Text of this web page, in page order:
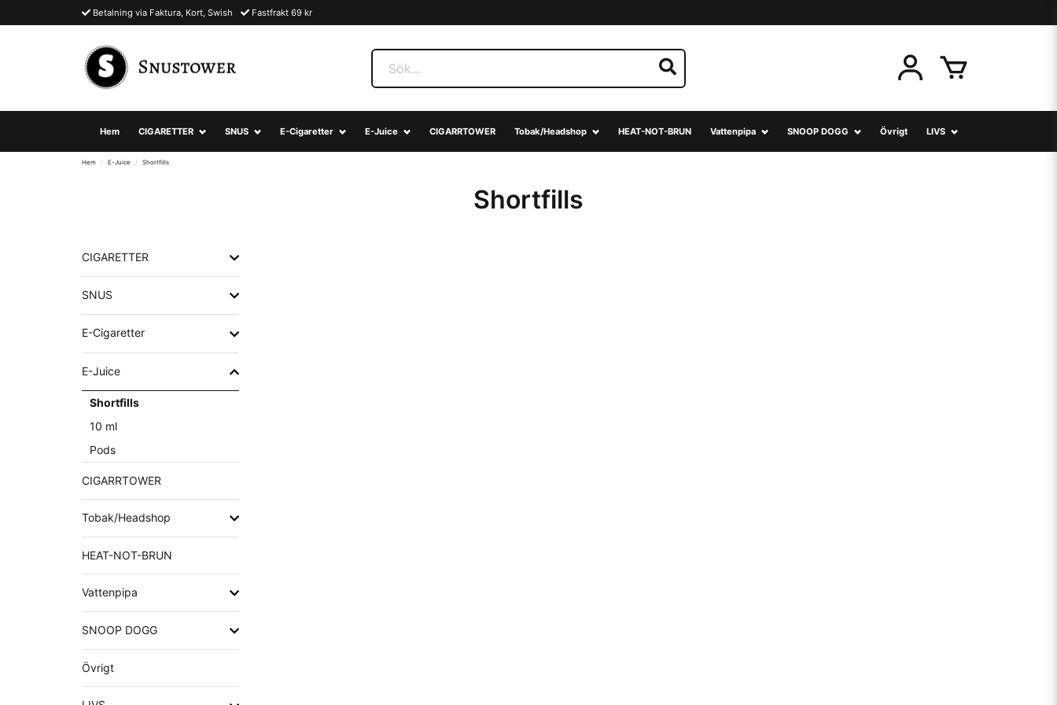
Betalning via Faktura, Kort, Swish Fastfrakt 69 kr
Hem CIGARETTER SNUS E-Cigaretter E-Juice CIGARRTOWER Tobak/Headshop HEAT-NOT-BRUN Vattenpipa SNOOP DOGG Övrigt LIVS
Hem E-Juice Shortfills
Shortfills
CIGARETTER
SNUS
E-Cigaretter
E-Juice
Shortfills
10 ml
Pods
CIGARRTOWER
Tobak/Headshop
HEAT-NOT-BRUN
Vattenpipa
SNOOP DOGG
Övrigt